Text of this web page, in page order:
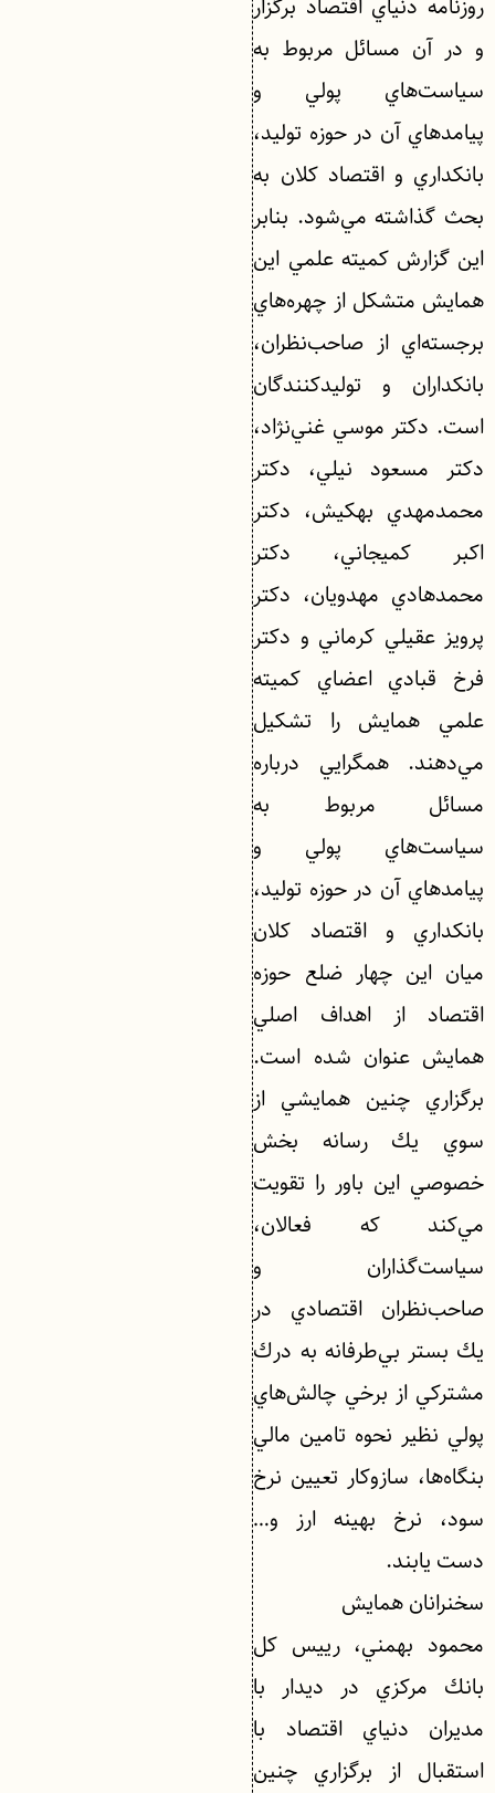
و در آن مسائل مربوط به
سياست‌هاي پولي و
پيامدهاي آن در حوزه توليد،
بانكداري و اقتصاد كلان به
بحث گذاشته مي‌شود. بنابر
اين گزارش كميته علمي اين
همايش متشكل از چهره‌هاي
برجسته‌اي از صاحب‌نظران،
بانكداران و توليدكنندگان
است. دكتر موسي غني‌نژاد،
دكتر مسعود نيلي، دكتر
محمدمهدي بهكيش، دكتر
اكبر كميجاني، دكتر
محمدهادي مهدويان، دكتر
پرويز عقيلي كرماني و دكتر
فرخ قبادي اعضاي كميته
علمي همايش را تشكيل
مي‌دهند. همگرايي درباره
مسائل مربوط به
سياست‌هاي پولي و
پيامدهاي آن در حوزه توليد،
بانكداري و اقتصاد كلان
ميان اين چهار ضلع حوزه
اقتصاد از اهداف اصلي
همايش عنوان شده است.
برگزاري چنين همايشي از
سوي يك رسانه بخش
خصوصي اين باور را تقويت
مي‌كند كه فعالان،
سياست‌گذاران و
صاحب‌نظران اقتصادي در
يك بستر بي‌طرفانه به درك
مشتركي از برخي چالش‌هاي
پولي نظير نحوه تامين مالي
بنگاه‌ها، سازوكار تعيين نرخ
سود، نرخ بهينه ارز و…
دست يابند.
سخنرانان همايش
محمود بهمني، رييس كل
بانك مركزي در ديدار با
مديران دنياي اقتصاد با
استقبال از برگزاري چنين